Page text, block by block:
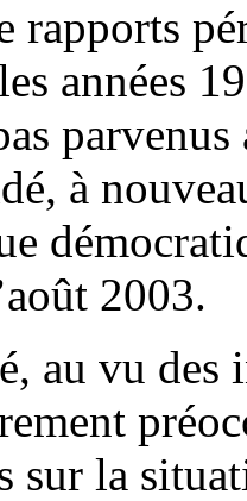
rapports
années
à
2003.
au vu des
sur la